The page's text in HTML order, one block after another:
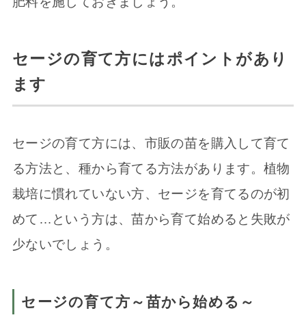
セージの育て方にはポイントがあり
ます
セージの育て方には、市販の苗を購入して育て
る方法と、種から育てる方法があります。植物
栽培に慣れていない方、セージを育てるのが初
めて…という方は、苗から育て始めると失敗が
少ないでしょう。
セージの育て方～苗から始める～